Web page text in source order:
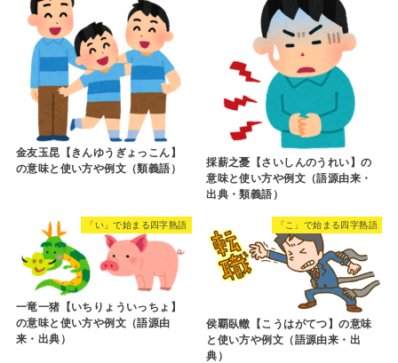
金友玉昆【きんゆうぎょっこん】
の意味と使い方や例文（類義語）
採薪之憂【さいしんのうれい】の
意味と使い方や例文（語源由来・
出典・類義語）
「い」で始まる四字熟語
一竜一猪【いちりょういっちょ】
の意味と使い方や例文（語源由
来・出典）
「こ」で始まる四字熟語
侯覇臥轍【こうはがてつ】の意味
と使い方や例文（語源由来・出
典）